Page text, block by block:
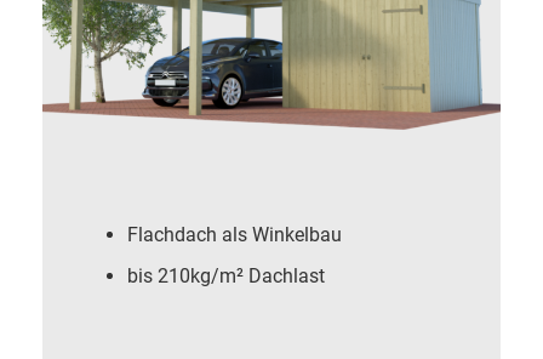
Flachdach als Winkelbau
bis 210kg/m² Dachlast